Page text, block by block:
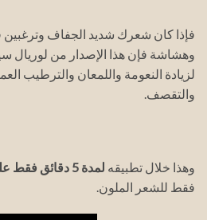
فإذا كان شعرك شديد الجفاف
وهشاشة فإن هذا الإصدار من لوريال
لزيادة النعومة واللمعان والترطيب
والتقصف.
وهذا خلال تطبيقه لمدة 5 دقائق فقط على الشعر
فقط للشعر الملون.